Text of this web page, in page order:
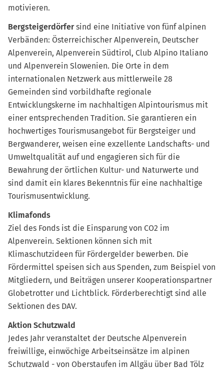
motivieren.
Bergsteigerdörfersind eine Initiative von fünf alpinen
Verbänden: Österreichischer Alpenverein, Deutscher
Alpenverein, Alpenverein Südtirol, Club Alpino Italiano
und Alpenverein Slowenien. Die Orte in dem
internationalen Netzwerk aus mittlerweile 28
Gemeinden sind vorbildhafte regionale
Entwicklungskerne im nachhaltigen Alpintourismus mit
einer entsprechenden Tradition. Sie garantieren ein
hochwertiges Tourismusangebot für Bergsteiger und
Bergwanderer, weisen eine exzellente Landschafts- und
Umweltqualität auf und engagieren sich für die
Bewahrung der örtlichen Kultur- und Naturwerte und
sind damit ein klares Bekenntnis für eine nachhaltige
Tourismusentwicklung.
Klimafonds
Ziel des Fonds ist die Einsparung von CO2 im
Alpenverein. Sektionen können sich mit
Klimaschutzideen für Fördergelder bewerben. Die
Fördermittel speisen sich aus Spenden, zum Beispiel von
Mitgliedern, und Beiträgen unserer Kooperationspartner
Globetrotter und Lichtblick. Förderberechtigt sind alle
Sektionen des DAV.
Aktion Schutzwald
Jedes Jahr veranstaltet der Deutsche Alpenverein
freiwillige, einwöchige Arbeitseinsätze im alpinen
Schutzwald - von Oberstaufen im Allgäu über Bad Tölz